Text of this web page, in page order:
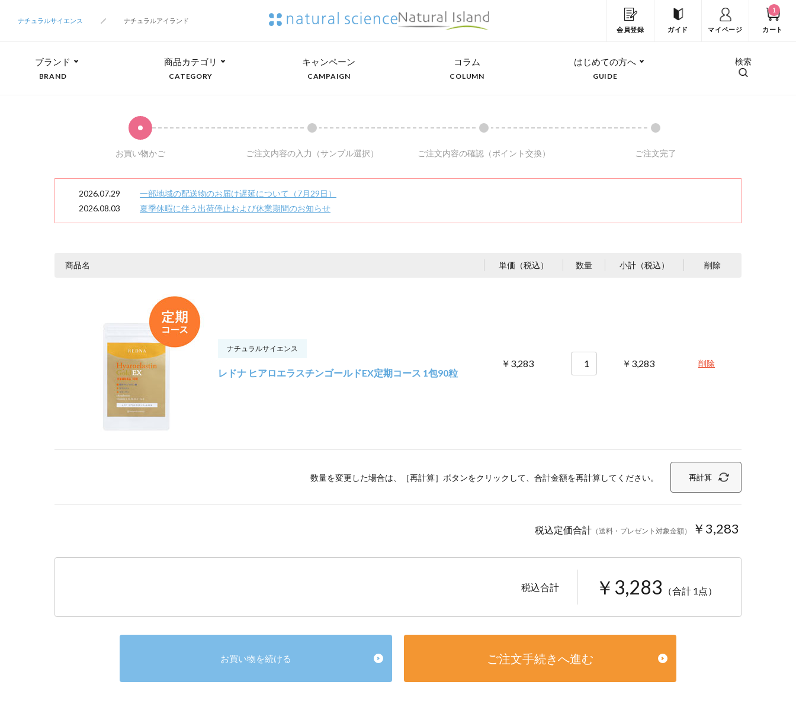
ナチュラルサイエンス
ナチュラルアイランド
会員登録
ガイド マイページ
1
カート
ブランド
BRAND
商品カテゴリ
CATEGORY
キャンペーン
CAMPAIGN
コラム
COLUMN
はじめての方へ
GUIDE
検索
お買い物かご ご注文内容の入力 （サンプル選択） ご注文内容の確認 （ポイント交換） ご注文完了
2026.07.29
一部地域の配送物のお届け遅延について（7月29日）
2026.08.03
夏季休暇に伴う出荷停止および休業期間のお知らせ
商品名 単価（税込） 数量 小計（税込） 削除
ナチュラルサイエンス
レドナ ヒアロエラスチンゴールドEX定期コース 1包90粒
￥3,283 ￥3,283 削除
数量を変更した場合は、［再計算］ボタンをクリックして、合計金額を再計算してください。 再計算
税込定価合計 （送料・プレゼント対象金額） ￥3,283
税込合計 ￥3,283 （合計 1点）
お買い物を続ける ご注文手続きへ進む